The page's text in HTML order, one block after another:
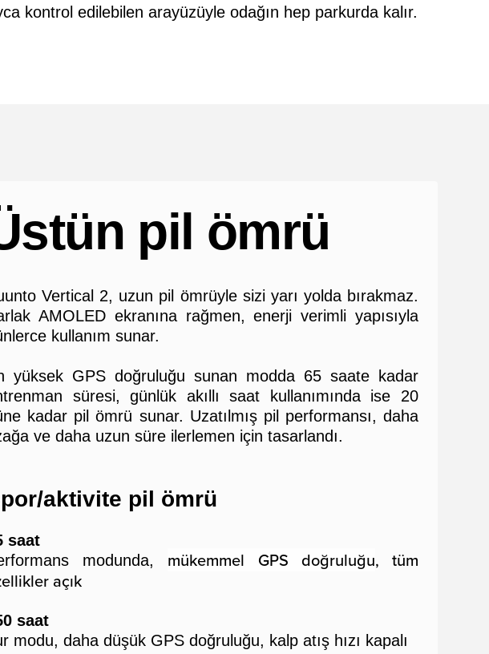
kontrol edilebilen arayüzüyle odağın hep parkurda kalır.
pil ömrü
Vertical 2, uzun pil ömrüyle sizi yarı yolda bırakmaz.
AMOLED ekranına rağmen, enerji verimli yapısıyla
kullanım sunar.
yüksek GPS doğruluğu sunan modda 65 saate kadar
süresi, günlük akıllı saat kullanımında ise 20
kadar pil ömrü sunar. Uzatılmış pil performansı, daha
ve daha uzun süre ilerlemen için tasarlandı.
aktivite pil ömrü
saat
modunda, mükemmel GPS doğruluğu, tüm
açık
saat
modu, daha düşük GPS doğruluğu, kalp atış hızı kapalı